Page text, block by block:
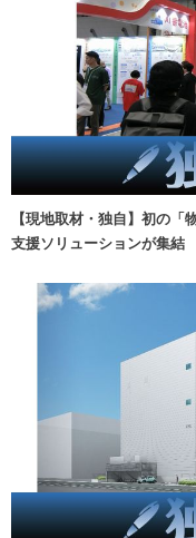
【現地取材・独自】初の
支援ソリューションが集結